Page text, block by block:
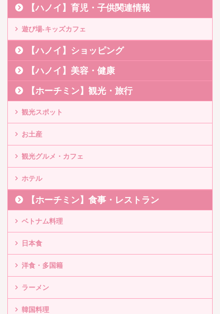
【ハノイ】育児・子供関連情報
遊び場-キッズカフェ
【ハノイ】ショッピング
【ハノイ】美容・健康
【ホーチミン】観光・旅行
観光スポット
お土産
観光グルメ・カフェ
ホテル
【ホーチミン】食事・レストラン
ベトナム料理
日本食
洋食・多国籍
ラーメン
韓国料理